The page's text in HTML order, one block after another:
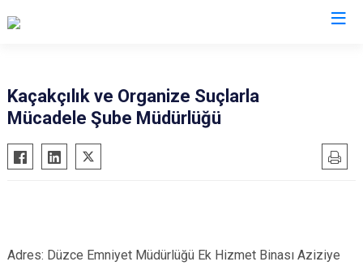
Kaçakçılık ve Organize Suçlarla
Mücadele Şube Müdürlüğü
Adres: Düzce Emniyet Müdürlüğü Ek Hizmet Binası Aziziye